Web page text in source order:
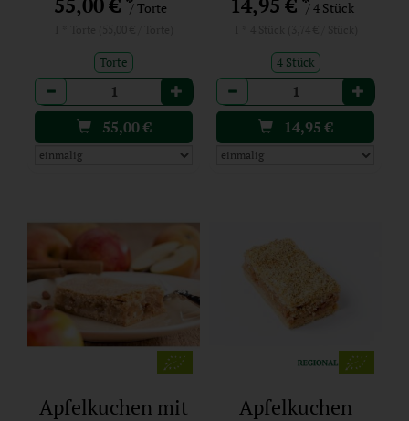
/ Torte
Torte
Anzahl
55,00€
/ 4 Stück
4 Stück
Anzahl
14,95€
Apfelkuchen mit
Apfelkuchen